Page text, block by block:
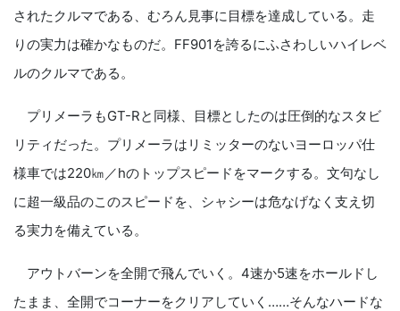
されたクルマである、むろん見事に目標を達成している。走
りの実力は確かなものだ。FF901を誇るにふさわしいハイレベ
ルのクルマである。
プリメーラもGT-Rと同様、目標としたのは圧倒的なスタビ
リティだった。プリメーラはリミッターのないヨーロッパ仕
様車では220㎞／hのトップスピードをマークする。文句なし
に超一級品のこのスピードを、シャシーは危なげなく支え切
る実力を備えている。
アウトバーンを全開で飛んでいく。4速か5速をホールドし
たまま、全開でコーナーをクリアしていく……そんなハードな